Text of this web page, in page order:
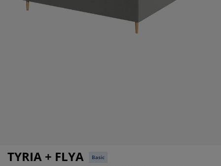
rámy
nábytku
osvetlenie
TYRIA + FLYA Basic